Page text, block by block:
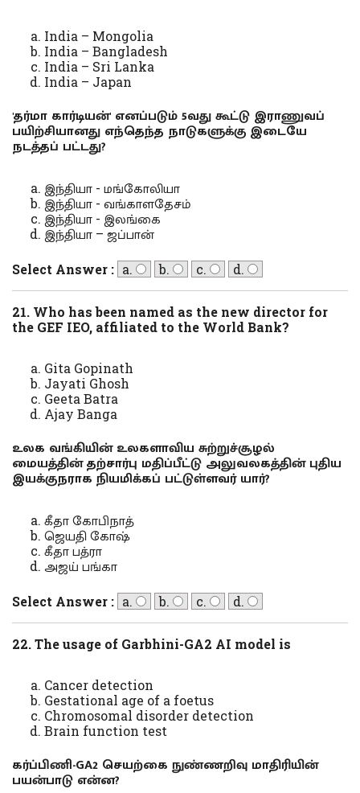
India – Mongolia
India – Bangladesh
India – Sri Lanka
India – Japan
'தர்மா கார்டியன்' எனப்படும் 5வது கூட்டு இராணுவப்
பயிற்சியானது எந்தெந்த நாடுகளுக்கு இடையே
நடத்தப் பட்டது?
இந்தியா - மங்கோலியா
இந்தியா - வங்காளதேசம்
இந்தியா - இலங்கை
இந்தியா – ஜப்பான்
Select Answer : a. b. c. d.
21. Who has been named as the new director for
the GEF IEO, affiliated to the World Bank?
Gita Gopinath
Jayati Ghosh
Geeta Batra
Ajay Banga
உலக வங்கியின் உலகளாவிய சுற்றுச்சூழல்
மையத்தின் தற்சார்பு மதிப்பீட்டு அலுவலகத்தின் புதிய
இயக்குநராக நியமிக்கப் பட்டுள்ளவர் யார்?
கீதா கோபிநாத்
ஜெயதி கோஷ்
கீதா பத்ரா
அஜய் பங்கா
Select Answer : a. b. c. d.
22. The usage of Garbhini-GA2 AI model is
Cancer detection
Gestational age of a foetus
Chromosomal disorder detection
Brain function test
கர்ப்பிணி-GA2 செயற்கை நுண்ணறிவு மாதிரியின்
பயன்பாடு என்ன?